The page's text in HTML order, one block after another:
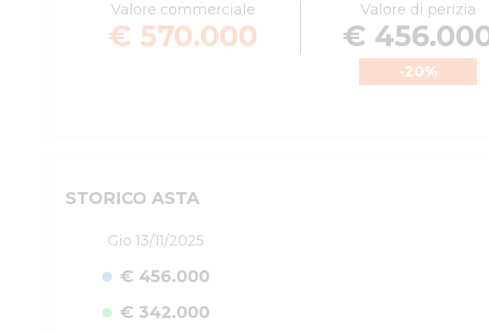
Valore commerciale
€ 570.000
Valore di perizia
€
-20%
STORICO ASTA
Gio 13/11/2025
€ 456.000
€ 342.000